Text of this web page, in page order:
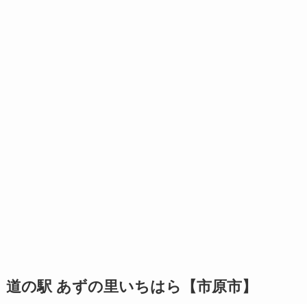
道の駅 あずの里いちはら【市原市】